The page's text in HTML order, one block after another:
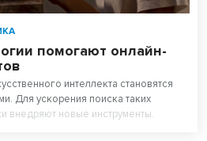
помогают онлайн-
интеллекта становятся
Для ускорения поиска таких
внедряют новые инструменты.